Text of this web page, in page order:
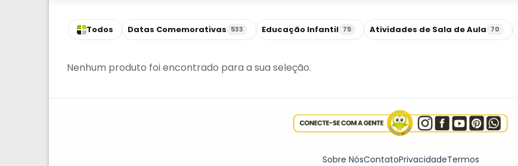
Todos Datas Comemorativas 533 Educação Infantil 75 Atividades de Sala de Aula 70
Nenhum produto foi encontrado para a sua seleção.
Sobre NósContatoPrivacidadeTermos